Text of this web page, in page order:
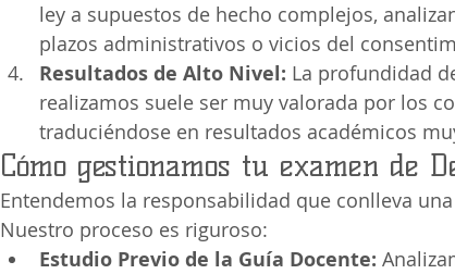
ley a supuestos de hecho complejos,
plazos administrativos o vicios del
Resultados de Alto Nivel: La profundidad
realizamos suele ser muy valorada por los
traduciéndose en resultados académicos
Cómo gestionamos tu examen de
Entendemos la responsabilidad que conlleva
Nuestro proceso es riguroso:
Estudio Previo de la Guía Docente: